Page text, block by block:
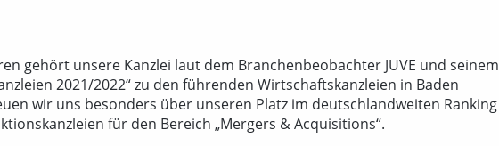
gehört unsere Kanzlei laut dem Branchenbeobachter JUVE und seinem
2021/2022“ zu den führenden Wirtschaftskanzleien in Baden
wir uns besonders über unseren Platz im deutschlandweiten Ranking
für den Bereich „Mergers & Acquisitions“.